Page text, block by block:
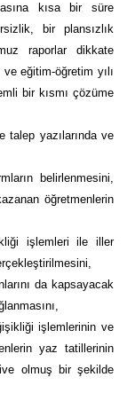
kısa bir süre
bir plansızlık
raporlar dikkate
eğitim-öğretim yılı
bir kısmı çözüme
talep yazılarında ve
belirlenmesini,
öğretmenlerin
işlemleri ile iller
da kapsayacak
işlemlerinin ve
yaz tatillerinin
olmuş bir şekilde